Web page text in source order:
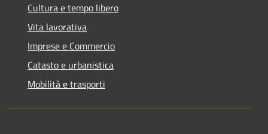
Cultura e tempo libero
Vita lavorativa
Imprese e Commercio
Catasto e urbanistica
Mobilità e trasporti